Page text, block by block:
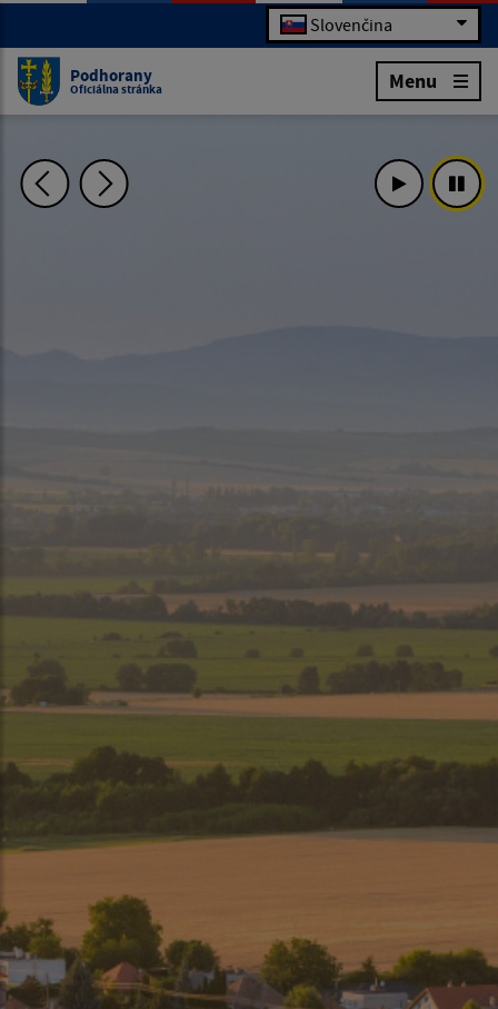
Slovenčina
Podhorany
Oficiálna stránka Menu